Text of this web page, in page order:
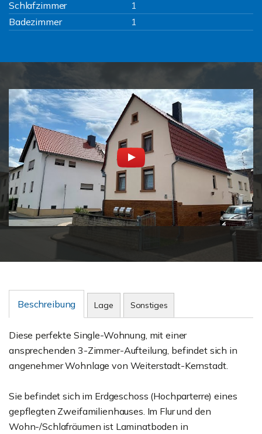
Schlafzimmer
1
Badezimmer
1
Beschreibung Lage Sonstiges
Diese perfekte Single-Wohnung, mit einer
ansprechenden 3-Zimmer-Aufteilung, befindet sich in
angenehmer Wohnlage von Weiterstadt-Kernstadt.
Sie befindet sich im Erdgeschoss (Hochparterre) eines
gepflegten Zweifamilienhauses. Im Flur und den
Wohn-/Schlafräumen ist Laminatboden in